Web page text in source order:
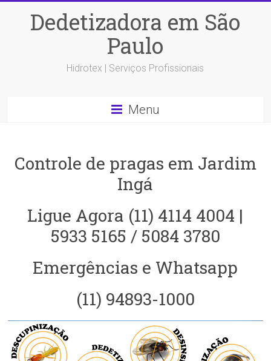
Dedetizadora em São
Paulo
Hidrotex | Serviços Profissionais
Menu
Controle de pragas em Jardim
Ingá
Ligue Agora (11) 4114 4004 |
5933 5165 / 5084 3780
Emergências e Whatsapp
(11) 94893-1000